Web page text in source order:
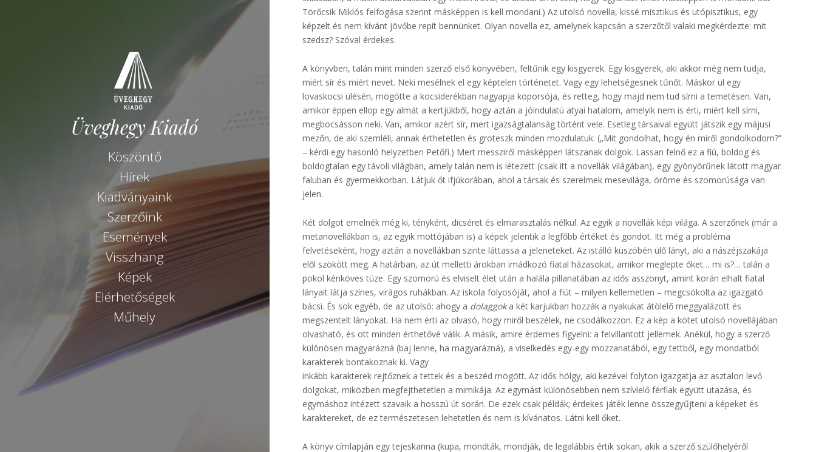
Üveghegy Kiadó
Köszöntő
Hírek
Kiadványaink
Szerzőink
Események
Visszhang
Képek
Elérhetőségek
Műhely
Törőcsik Miklós felfogása szerint másképpen is kell mondani.) Az utolsó novella, kissé misztikus és utópisztikus, egy
képzelt és nem kívánt jövőbe repít bennünket. Olyan novella ez, amelynek kapcsán a szerzőtől valaki megkérdezte: mit
szedsz? Szóval érdekes.
A könyvben, talán mint minden szerző első könyvében, feltűnik egy kisgyerek. Egy kisgyerek, aki akkor még nem tudja,
miért sír és miért nevet. Neki mesélnek el egy képtelen történetet. Vagy egy lehetségesnek tűnőt. Máskor ül egy
lovaskocsi ülésén, mögötte a kocsiderékban nagyapja koporsója, és retteg, hogy majd nem tud sírni a temetésen. Van,
amikor éppen ellop egy almát a kertjükből, hogy aztán a jóindulatú atyai hatalom, amelyik nem is érti, miért kell sírni,
megbocsásson neki. Van, amikor azért sír, mert igazságtalanság történt vele. Esetleg társaival együtt játszik egy májusi
mezőn, de aki szemléli, annak érthetetlen és groteszk minden mozdulatuk. („Mit gondolhat, hogy én miről gondolkodom?”
– kérdi egy hasonló helyzetben Petőfi.) Mert messziről másképpen látszanak dolgok. Lassan felnő ez a fiú, boldog és
boldogtalan egy távoli világban, amely talán nem is létezett (csak itt a novellák világában), egy gyönyörűnek látott magyar
faluban és gyermekkorban. Látjuk őt ifjúkorában, ahol a társak és szerelmek mesevilága, öröme és szomorúsága van
jelen.
Két dolgot emelnék még ki, tényként, dicséret és elmarasztalás nélkül. Az egyik a novellák képi világa. A szerzőnek (már a
metanovellákban is, az egyik mottójában is) a képek jelentik a legfőbb értéket és gondot. Itt még a probléma
felvetéseként, hogy aztán a novellákban szinte láttassa a jeleneteket. Az istálló küszöbén ülő lányt, aki a nászéjszakája
elől szökött meg. A határban, az út melletti árokban imádkozó fiatal házasokat, amikor meglepte őket… mi is?… talán a
pokol kénköves tüze. Egy szomorú és elviselt élet után a halála pillanatában az idős asszonyt, amint korán elhalt fiatal
lányait látja színes, virágos ruhákban. Az iskola folyosóját, ahol a fiút – milyen kellemetlen – megcsókolta az igazgató
bácsi. És sok egyéb, de az utolsó: ahogy a dolaggoka két karjukban hozzák a nyakukat átölelő meggyalázott és
megszentelt lányokat. Ha nem érti az olvasó, hogy miről beszélek, ne csodálkozzon. Ez a kép a kötet utolsó novellájában
olvasható, és ott minden érthetővé válik. A másik, amire érdemes figyelni: a felvillantott jellemek. Anékül, hogy a szerző
különösen magyarázná (baj lenne, ha magyarázná), a viselkedés egy-egy mozzanatából, egy tettből, egy mondatból
karakterek bontakoznak ki. Vagy
inkább karakterek rejtőznek a tettek és a beszéd mögött. Az idős hölgy, aki kezével folyton igazgatja az asztalon levő
dolgokat, miközben megfejthetetlen a mimikája. Az egymást különösebben nem szívlelő férfiak együtt utazása, és
egymáshoz intézett szavaik a hosszú út során. De ezek csak példák; érdekes játék lenne összegyűjteni a képeket és
karaktereket, de ez természetesen lehetetlen és nem is kívánatos. Látni kell őket.
A könyv címlapján egy tejeskanna (kupa, mondták, mondják, de legalábbis értik sokan, akik a szerző szülőhelyéről